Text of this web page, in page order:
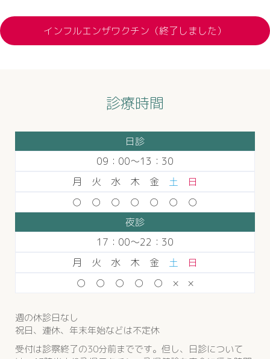
インフルエンザワクチン（終了しました）
診療時間
日診
09：00〜13：30
月 火 水 木 金 土
日
○ ○ ○ ○ ○ ○ ○
夜診
17：00〜22：30
月 火 水 木 金 土
日
○ ○ ○ ○ ○ × ×
週の休診日なし
祝日、連休、年末年始などは不定休
受付は診察終了の30分前までです。但し、日診について